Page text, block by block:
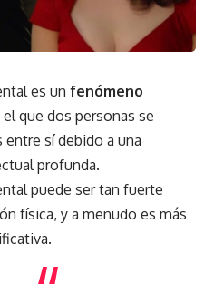
es un fenómeno
el que dos personas se
entre sí debido a una
profunda.
puede ser tan fuerte
física, y a menudo es más